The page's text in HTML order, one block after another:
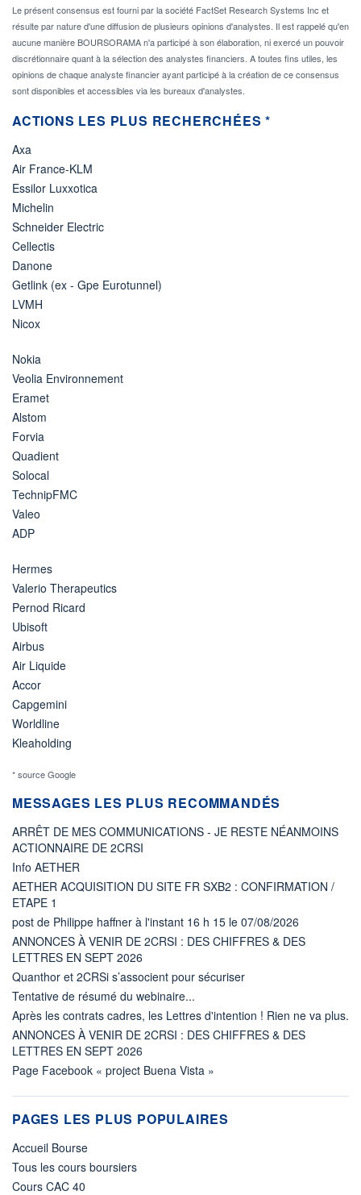
Le présent consensus est fourni par la société FactSet Research Systems Inc et
résulte par nature d'une diffusion de plusieurs opinions d'analystes. Il est rappelé qu'en
aucune manière BOURSORAMA n'a participé à son élaboration, ni exercé un pouvoir
discrétionnaire quant à la sélection des analystes financiers. A toutes fins utiles, les
opinions de chaque analyste financier ayant participé à la création de ce consensus
sont disponibles et accessibles via les bureaux d'analystes.
ACTIONS LES PLUS RECHERCHÉES *
Axa
Air France-KLM
Essilor Luxxotica
Michelin
Schneider Electric
Cellectis
Danone
Getlink (ex - Gpe Eurotunnel)
LVMH
Nicox
Nokia
Veolia Environnement
Eramet
Alstom
Forvia
Quadient
Solocal
TechnipFMC
Valeo
ADP
Hermes
Valerio Therapeutics
Pernod Ricard
Ubisoft
Airbus
Air Liquide
Accor
Capgemini
Worldline
Kleaholding
* source Google
MESSAGES LES PLUS RECOMMANDÉS
ARRÊT DE MES COMMUNICATIONS - JE RESTE NÉANMOINS
ACTIONNAIRE DE 2CRSI
Info AETHER
AETHER ACQUISITION DU SITE FR SXB2 : CONFIRMATION /
ETAPE 1
post de Philippe haffner à l'instant 16 h 15 le 07/08/2026
ANNONCES À VENIR DE 2CRSI : DES CHIFFRES & DES
LETTRES EN SEPT 2026
Quanthor et 2CRSi s’associent pour sécuriser
Tentative de résumé du webinaire...
Après les contrats cadres, les Lettres d'intention ! Rien ne va plus.
ANNONCES À VENIR DE 2CRSI : DES CHIFFRES & DES
LETTRES EN SEPT 2026
Page Facebook « project Buena Vista »
PAGES LES PLUS POPULAIRES
Accueil Bourse
Tous les cours boursiers
Cours CAC 40